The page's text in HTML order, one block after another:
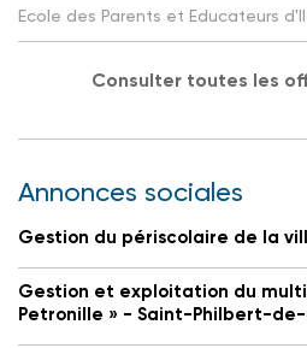
Ecole des Parents et Educateurs
Consulter toutes les
Annonces sociales
Gestion du périscolaire de la
Gestion et exploitation du
Petronille » - Saint-Philbert-